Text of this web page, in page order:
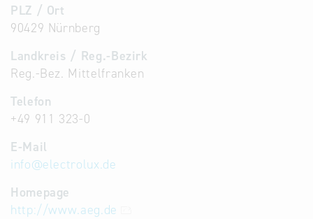
PLZ / Ort
90429 Nürnberg
Landkreis / Reg.-Bezirk
Reg.-Bez. Mittelfranken
Telefon
+49 911 323-0
E-Mail
info@electrolux.de
Homepage
http://www.aeg.de